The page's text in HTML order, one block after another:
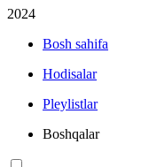
2024
Bosh sahifa
Hodisalar
Pleylistlar
Boshqalar